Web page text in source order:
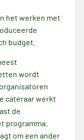
het werken met
budget.
wordt
cateraar werkt
de
programma.
om een ander